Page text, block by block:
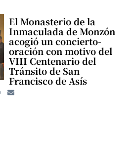
El Monasterio de la
Inmaculada de Monzón
acogió un concierto-
oración con motivo del
VIII Centenario del
Tránsito de San
Francisco de Asís